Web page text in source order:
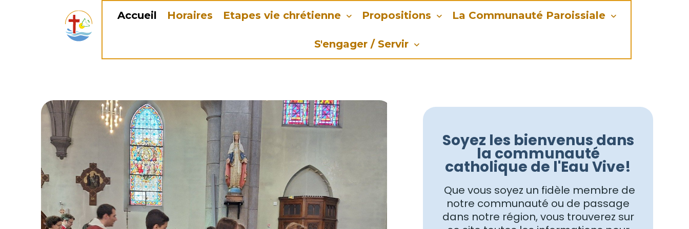
Accueil Horaires Etapes vie chrétienne Propositions La Communauté Paroissiale
S'engager / Servir
Soyez les bienvenus dans
la communauté
catholique de l'Eau Vive!
Que vous soyez un fidèle membre de
notre communauté ou de passage
dans notre région, vous trouverez sur